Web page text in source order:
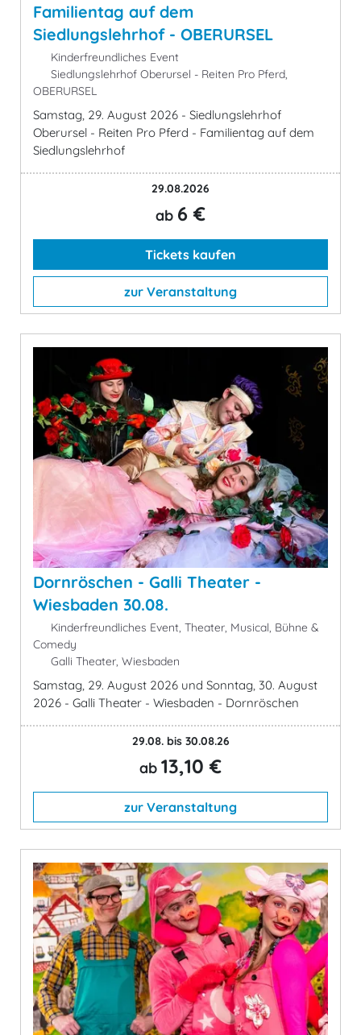
Familientag auf dem
Siedlungslehrhof - OBERURSEL
Kinderfreundliches Event
Siedlungslehrhof Oberursel - Reiten Pro Pferd,
OBERURSEL
Samstag, 29. August 2026 - Siedlungslehrhof
Oberursel - Reiten Pro Pferd - Familientag auf dem
Siedlungslehrhof
29.08.2026
ab 6 €
Tickets kaufen
zur Veranstaltung
Dornröschen - Galli Theater -
Wiesbaden 30.08.
Kinderfreundliches Event, Theater, Musical, Bühne &
Comedy
Galli Theater, Wiesbaden
Samstag, 29. August 2026 und Sonntag, 30. August
2026 - Galli Theater - Wiesbaden - Dornröschen
29.08. bis 30.08.26
ab 13,10 €
zur Veranstaltung